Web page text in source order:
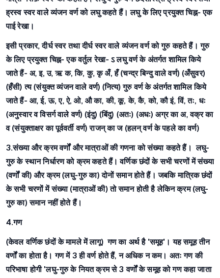
ह्रस्व स्वर वाले व्यंजन वर्ण को लघु कहते हैं। लघु के लिए प्रयुक्त चिह्न- एक
पाई रेखा।
इसी प्रकार, दीर्घ स्वर तथा दीर्घ स्वर वाले व्यंजन वर्ण को गुरु कहते हैं। गुरु
के लिए प्रयुक्त चिह्न- एक वर्तुल रेखा- ऽ लघु वर्ण के अंतर्गत शामिल किये
जाते हैं- अ, इ, उ, ऋ क, कि, कु, कृ अँ, हँ (चन्द्र बिन्दु वाले वर्ण) (अँसुवर)
(हँसी) त्य (संयुक्त व्यंजन वाले वर्ण) (नित्य) गुरु वर्ण के अंतर्गत शामिल किये
जाते हैं- आ, ई, ऊ, ए, ऐ, ओ, औ का, की, कू, के, कै, को, कौ इं, विं, तः, धः
(अनुस्वार व विसर्ग वाले वर्ण) (इंदु) (बिंदु) (अतः) (अधः) अग्र का अ, वक्र का
व (संयुक्ताक्षर का पूर्ववर्ती वर्ण) राजन् का ज (हलन् वर्ण के पहले का वर्ण)
3.संख्या और क्रमवर्णों और मात्राओं की गणना को संख्या कहते हैं। लघु-
गुरु के स्थान निर्धारण को क्रम कहते हैं। वर्णिक छंदों के सभी चरणों में संख्या
(वर्णों की) और क्रम (लघु-गुरु का) दोनों समान होते हैं। जबकि मात्रिक छंदों
के सभी चरणों में संख्या (मात्राओं की) तो समान होती है लेकिन क्रम (लघु-
गुरु का) समान नहीं होते हैं।
4.गण
(केवल वर्णिक छंदों के मामले में लागू) गण का अर्थ है 'समूह'। यह समूह तीन
वर्णों का होता है। गण में 3 ही वर्ण होते हैं, न अधिक न कम। अतः गण की
परिभाषा होगी 'लघु-गुरु के नियत क्रम से 3 वर्णों के समूह को गण कहा जाता